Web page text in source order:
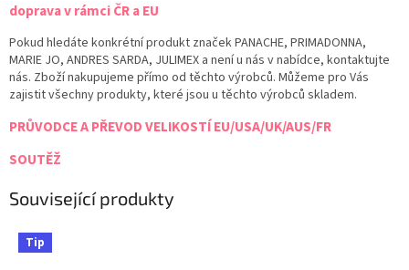
doprava v rámci ČR a EU
Pokud hledáte konkrétní produkt značek PANACHE, PRIMADONNA,
MARIE JO, ANDRES SARDA, JULIMEX a není u nás v nabídce, kontaktujte
nás. Zboží nakupujeme přímo od těchto výrobců. Můžeme pro Vás
zajistit všechny produkty, které jsou u těchto výrobců skladem.
PRŮVODCE A PŘEVOD VELIKOSTÍ EU/USA/UK/AUS/FR
SOUTĚŽ
Související produkty
Tip